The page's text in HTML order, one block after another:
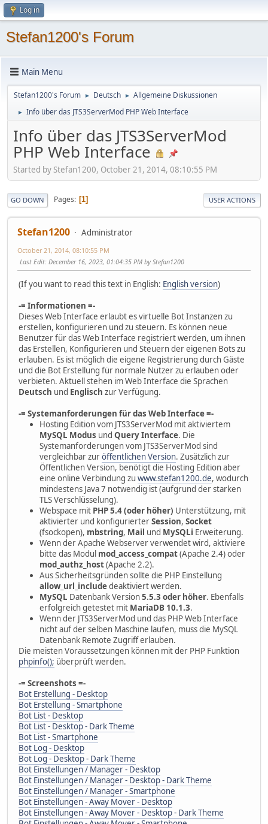
Log in
Stefan1200's Forum
Main Menu
Stefan1200's Forum ► Deutsch ► Allgemeine Diskussionen
► Info über das JTS3ServerMod PHP Web Interface
Info über das JTS3ServerMod
PHP Web Interface
Started by Stefan1200, October 21, 2014, 08:10:55 PM
GO DOWN Pages 1 USER ACTIONS
Stefan1200 Administrator
October 21, 2014, 08:10:55 PM
Last Edit: December 16, 2023, 01:04:35 PM by Stefan1200
(If you want to read this text in English: English version)
-= Informationen =-
Dieses Web Interface erlaubt es virtuelle Bot Instanzen zu
erstellen, konfigurieren und zu steuern. Es können neue
Benutzer für das Web Interface registriert werden, um ihnen
das Erstellen, Konfigurieren und Steuern der eigenen Bots zu
erlauben. Es ist möglich die eigene Registrierung durch Gäste
und die Bot Erstellung für normale Nutzer zu erlauben oder
verbieten. Aktuell stehen im Web Interface die Sprachen
Deutsch und Englisch zur Verfügung.
-= Systemanforderungen für das Web Interface =-
Hosting Edition vom JTS3ServerMod mit aktiviertem
MySQL Modus und Query Interface. Die
Systemanforderungen vom JTS3ServerMod sind
vergleichbar zuröffentlichen Version. Zusätzlich zur
Öffentlichen Version, benötigt die Hosting Edition aber
eine online Verbindung zu www.stefan1200.de, wodurch
mindestens Java 7 notwendig ist (aufgrund der starken
TLS Verschlüsselung).
Webspace mit PHP 5.4 (oder höher) Unterstützung, mit
aktivierter und konfigurierterSession, Socket
(fsockopen), mbstring, Mail und MySQLi Erweiterung.
Wenn der Apache Webserver verwendet wird, aktiviere
bitte das Modul mod_access_compat(Apache 2.4) oder
mod_authz_host(Apache 2.2).
Aus Sicherheitsgründen sollte die PHP Einstellung
allow_url_includedeaktiviert werden.
MySQL Datenbank Version5.5.3 oder höher. Ebenfalls
erfolgreich getestet mit MariaDB 10.1.3.
Wenn der JTS3ServerMod und das PHP Web Interface
nicht auf der selben Maschine laufen, muss die MySQL
Datenbank Remote Zugriff erlauben.
Die meisten Voraussetzungen können mit der PHP Funktion
phpinfo(); überprüft werden.
-= Screenshots =-
Bot Erstellung - Desktop
Bot Erstellung - Smartphone
Bot List - Desktop
Bot List - Desktop - Dark Theme
Bot List - Smartphone
Bot Log - Desktop
Bot Log - Desktop - Dark Theme
Bot Einstellungen / Manager - Desktop
Bot Einstellungen / Manager - Desktop - Dark Theme
Bot Einstellungen / Manager - Smartphone
Bot Einstellungen - Away Mover - Desktop
Bot Einstellungen - Away Mover - Desktop - Dark Theme